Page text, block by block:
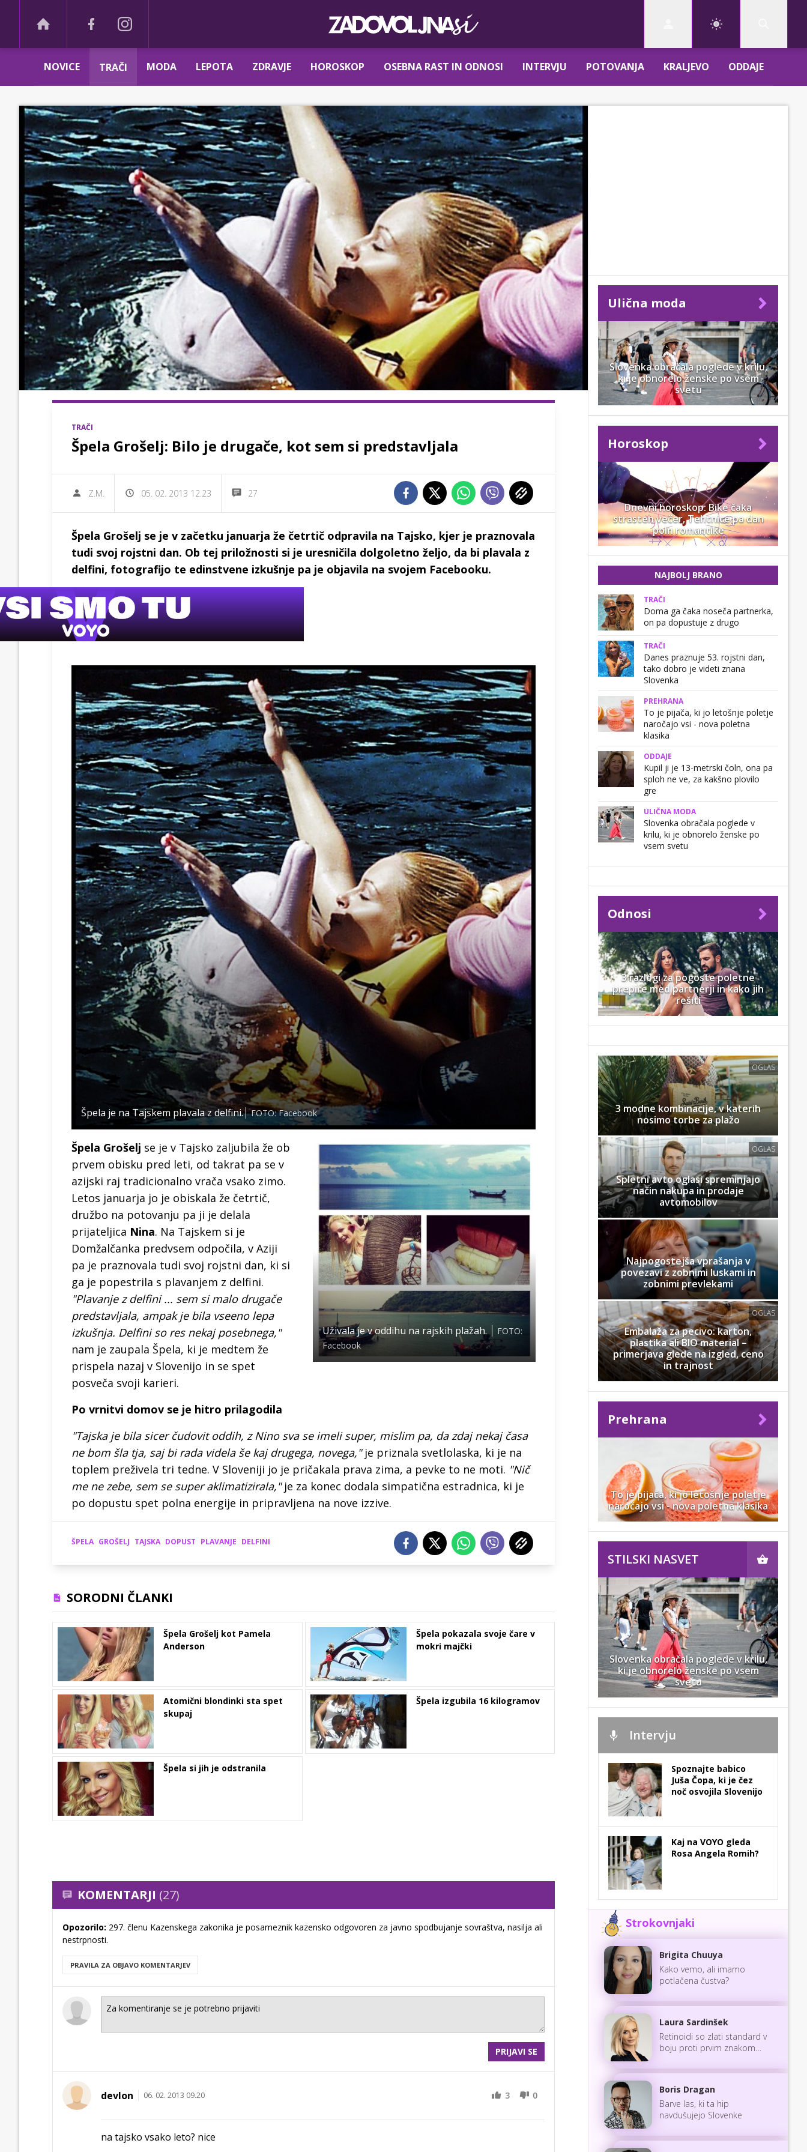
NOVICE TRAČI MODA LEPOTA ZDRAVJE HOROSKOP OSEBNA RAST IN ODNOSI INTERVJU POTOVANJA KRALJEVO ODDAJE
TRAČI
Špela Grošelj: Bilo je drugače, kot sem si predstavljala
Z.M. 05. 02. 2013 12.23 27
Špela Grošelj se je v začetku januarja že četrtič odpravila na Tajsko, kjer je praznovala
tudi svoj rojstni dan. Ob tej priložnosti si je uresničila dolgoletno željo, da bi plavala z
delfini, fotografijo te edinstvene izkušnje pa je objavila na svojem Facebooku.
Špela je na Tajskem plavala z delfini. FOTO: Facebook
Uživala je v oddihu na rajskih plažah.
FOTO:
Facebook
Špela Grošelj se je v Tajsko zaljubila že ob
prvem obisku pred leti, od takrat pa se v
azijski raj tradicionalno vrača vsako zimo.
Letos januarja jo je obiskala že četrtič,
družbo na potovanju pa ji je delala
prijateljica Nina. Na Tajskem si je
Domžalčanka predvsem odpočila, v Aziji
pa je praznovala tudi svoj rojstni dan, ki si
ga je popestrila s plavanjem z delfini.
"Plavanje z delfini ... sem si malo drugače
predstavljala, ampak je bila vseeno lepa
izkušnja. Delfini so res nekaj posebnega,"
nam je zaupala Špela, ki je medtem že
prispela nazaj v Slovenijo in se spet
posveča svoji karieri.
Po vrnitvi domov se je hitro prilagodila
"Tajska je bila sicer čudovit oddih, z Nino sva se imeli super, mislim pa, da zdaj nekaj časa
ne bom šla tja, saj bi rada videla še kaj drugega, novega,"je priznala svetlolaska, ki je na
toplem preživela tri tedne. V Sloveniji jo je pričakala prava zima, a pevke to ne moti. "Nič
me ne zebe, sem se super aklimatizirala,"je za konec dodala simpatična estradnica, ki je
po dopustu spet polna energije in pripravljena na nove izzive.
ŠPELA GROŠELJ TAJSKA DOPUST PLAVANJE DELFINI
SORODNI ČLANKI
Špela Grošelj kot Pamela
Anderson
Špela pokazala svoje čare v
mokri majčki
Atomični blondinki sta spet
skupaj
Špela izgubila 16 kilogramov
Špela si jih je odstranila
KOMENTARJI (27)
Opozorilo: 297. členu Kazenskega zakonika je posameznik kazensko odgovoren za javno spodbujanje sovraštva, nasilja ali
nestrpnosti.
PRAVILA ZA OBJAVO KOMENTARJEV
PRIJAVI SE
devlon 06. 02. 2013 09.20 3 0
na tajsko vsako leto? nice
Ulična moda
Slovenka obračala poglede v krilu,
ki je obnorelo ženske po vsem
svetu
Horoskop
Dnevni horoskop: Bike čaka
strasten večer, Tehtnice pa dan
poln romantike
NAJBOLJ BRANO
TRAČI
Doma ga čaka noseča partnerka,
on pa dopustuje z drugo
TRAČI
Danes praznuje 53. rojstni dan,
tako dobro je videti znana
Slovenka
PREHRANA
To je pijača, ki jo letošnje poletje
naročajo vsi - nova poletna
klasika
ODDAJE
Kupil ji je 13-metrski čoln, ona pa
sploh ne ve, za kakšno plovilo
gre
ULIČNA MODA
Slovenka obračala poglede v
krilu, ki je obnorelo ženske po
vsem svetu
Odnosi
3 razlogi za pogoste poletne
prepire med partnerji in kako jih
rešiti
OGLAS
3 modne kombinacije, v katerih
nosimo torbe za plažo
OGLAS
Spletni avto oglasi spreminjajo
način nakupa in prodaje
avtomobilov
Najpogostejša vprašanja v
povezavi z zobnimi luskami in
zobnimi prevlekami
OGLAS
Embalaža za pecivo: karton,
plastika ali BIO material –
primerjava glede na izgled, ceno
in trajnost
Prehrana
To je pijača, ki jo letošnje poletje
naročajo vsi - nova poletna klasika
STILSKI NASVET
Slovenka obračala poglede v krilu,
ki je obnorelo ženske po vsem
svetu
Intervju
Spoznajte babico
Juša Čopa, ki je čez
noč osvojila Slovenijo
Kaj na VOYO gleda
Rosa Angela Romih?
Strokovnjaki
Brigita Chuuya
Kako vemo, ali imamo
potlačena čustva?
Laura Sardinšek
Retinoidi so zlati standard v
boju proti prvim znakom
Boris Dragan
Barve las, ki ta hip
navdušujejo Slovenke